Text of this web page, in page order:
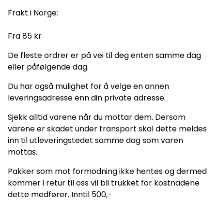
Frakt i Norge:
Fra 85 kr
De fleste ordrer er på vei til deg enten samme dag
eller påfølgende dag.
Du har også mulighet for å velge en annen
leveringsadresse enn din private adresse.
Sjekk alltid varene når du mottar dem. Dersom
varene er skadet under transport skal dette meldes
inn til utleveringstedet samme dag som varen
mottas.
Pakker som mot formodning ikke hentes og dermed
kommer i retur til oss vil bli trukket for kostnadene
dette medfører. Inntil 500,-